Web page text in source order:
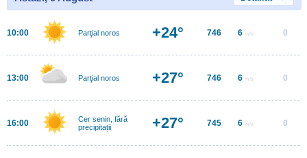
10:00 Parţial noros +24° 746 6 m/s 0
13:00 Parţial noros +27° 746 6 m/s 0
16:00
Cer senin, fără
precipitații
+27° 745 6 m/s 0